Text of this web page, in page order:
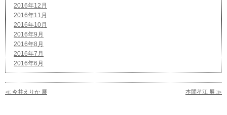
2016年12月
2016年11月
2016年10月
2016年9月
2016年8月
2016年7月
2016年6月
≪ 今井えりか 展 本間孝江 展 ≫